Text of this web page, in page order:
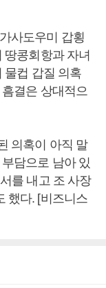
사도우미 갑횡
콩회항과 자녀
물컵 갑질 의혹
결은 상대적으
의혹이 아직 말
담으로 남아 있
를 내고 조 사장
했다. [비즈니스